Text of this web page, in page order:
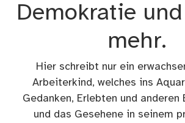
Demokratie
mehr.
Hier schreibt nur ein
Arbeiterkind, welches ins
Gedanken, Erlebten und anderen
und das Gesehene in seinem